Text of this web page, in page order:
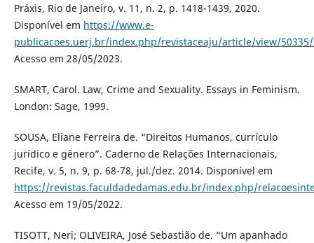
Práxis, Rio de Janeiro, v. 11, n. 2, p. 1418-1439, 2020.
Disponível em https://www.e-
publicacoes.uerj.br/index.php/revistaceaju/article/view/50335/
Acesso em 28/05/2023.
SMART, Carol. Law, Crime and Sexuality. Essays in Feminism.
London: Sage, 1999.
SOUSA, Eliane Ferreira de. “Direitos Humanos, currículo
jurídico e gênero”. Caderno de Relações Internacionais,
Recife, v. 5, n. 9, p. 68-78, jul./dez. 2014. Disponível em
https://revistas.faculdadedamas.edu.br/index.php/
Acesso em 19/05/2022.
TISOTT, Neri; OLIVEIRA, José Sebastião de. “Um apanhado